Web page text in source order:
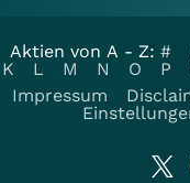
Aktien von A - Z: #
K
L M N O P
Impressum